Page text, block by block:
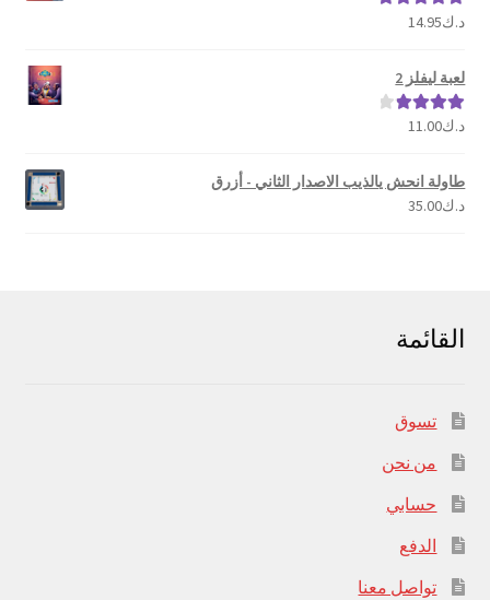
تم التقييم
د.ك14.95
لعبة ليفلز 2
تم التقييم
د.ك11.00
طاولة انحش يالذيب الاصدار الثاني - أزرق
د.ك35.00
القائمة
تسوق
من نحن
حسابي
الدفع
تواصل معنا